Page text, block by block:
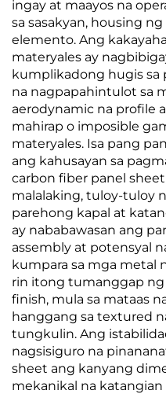
ingay at maayos na
sa sasakyan, housing
elemento. Ang
materyales ay
kumplikadong hugis sa
na nagpapahintulot sa
aerodynamic na profile
mahirap o imposible
materyales. Isa pang
ang kahusayan sa
carbon fiber panel
malalaking, tuloy-tuloy
parehong kapal at
ay nababawasan ang
assembly at potensyal
kumpara sa mga metal
rin itong tumanggap
finish, mula sa mataas
hanggang sa textured
tungkulin. Ang
nagsisiguro na
sheet ang kanyang
mekanikal na katangian